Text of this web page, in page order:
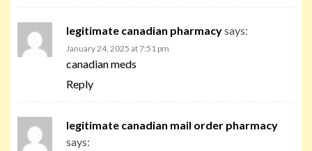
legitimate canadian pharmacysays:
January 24, 2025 at 7:51 pm
canadian meds
Reply
legitimate canadian mail order pharmacy
says: